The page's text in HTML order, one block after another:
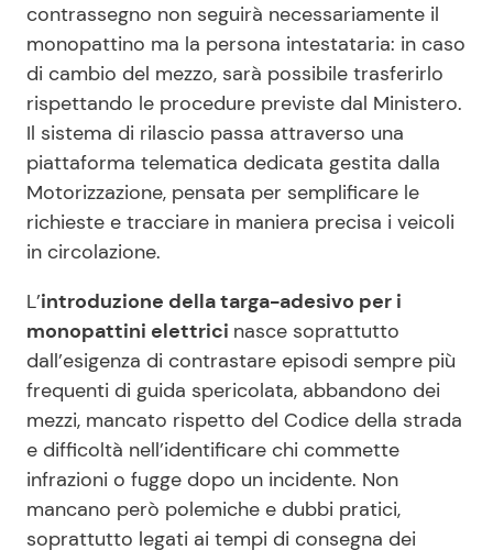
contrassegno non seguirà necessariamente il
monopattino ma la persona intestataria: in caso
di cambio del mezzo, sarà possibile trasferirlo
rispettando le procedure previste dal Ministero.
Il sistema di rilascio passa attraverso una
piattaforma telematica dedicata gestita dalla
Motorizzazione, pensata per semplificare le
richieste e tracciare in maniera precisa i veicoli
in circolazione.
L’introduzione della targa-adesivo per i
monopattini elettrici nasce soprattutto
dall’esigenza di contrastare episodi sempre più
frequenti di guida spericolata, abbandono dei
mezzi, mancato rispetto del Codice della strada
e difficoltà nell’identificare chi commette
infrazioni o fugge dopo un incidente. Non
mancano però polemiche e dubbi pratici,
soprattutto legati ai tempi di consegna dei